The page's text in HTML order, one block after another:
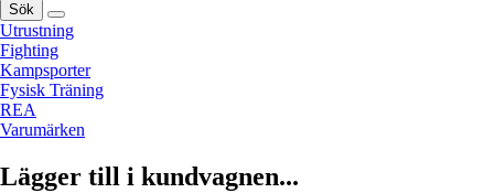
Sök
Utrustning
Fighting
Kampsporter
Fysisk Träning
REA
Varumärken
Lägger till i kundvagnen...